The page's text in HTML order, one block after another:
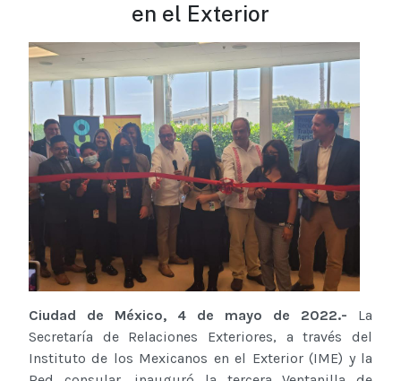
en el Exterior
Ciudad de México, 4 de mayo de 2022.- La
Secretaría de Relaciones Exteriores, a través del
Instituto de los Mexicanos en el Exterior (IME) y la